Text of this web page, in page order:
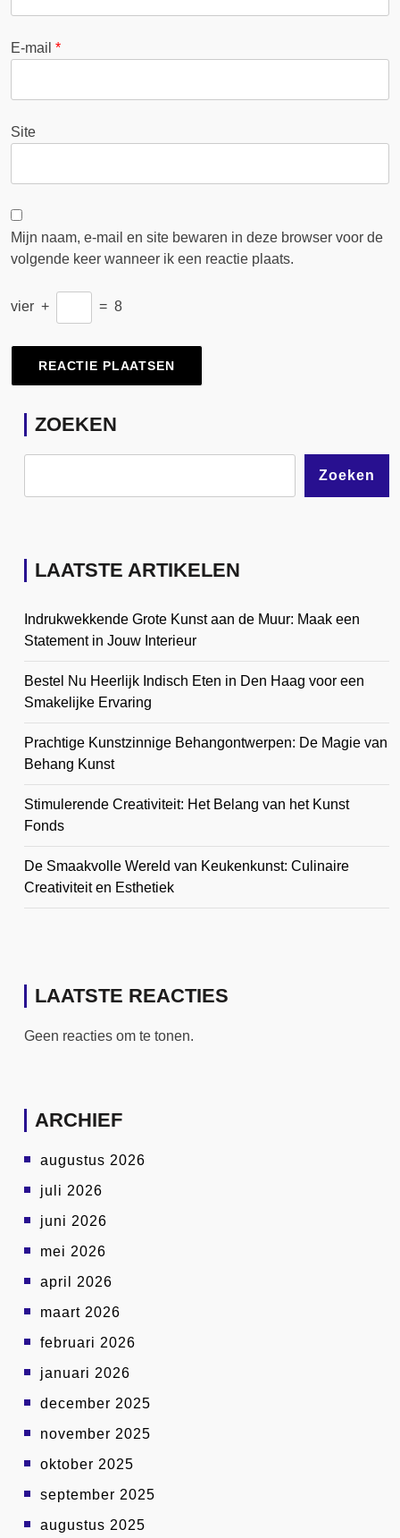
E-mail *
Site
Mijn naam, e-mail en site bewaren in deze browser voor de
volgende keer wanneer ik een reactie plaats.
vier + = 8
ZOEKEN
Zoeken
LAATSTE ARTIKELEN
Indrukwekkende Grote Kunst aan de Muur: Maak een
Statement in Jouw Interieur
Bestel Nu Heerlijk Indisch Eten in Den Haag voor een
Smakelijke Ervaring
Prachtige Kunstzinnige Behangontwerpen: De Magie van
Behang Kunst
Stimulerende Creativiteit: Het Belang van het Kunst
Fonds
De Smaakvolle Wereld van Keukenkunst: Culinaire
Creativiteit en Esthetiek
LAATSTE REACTIES
Geen reacties om te tonen.
ARCHIEF
augustus 2026
juli 2026
juni 2026
mei 2026
april 2026
maart 2026
februari 2026
januari 2026
december 2025
november 2025
oktober 2025
september 2025
augustus 2025